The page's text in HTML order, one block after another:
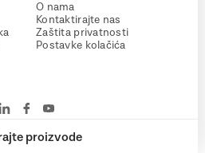
proizvode
O nama
Kontaktirajte nas
Zaštita privatnosti
Postavke kolačića